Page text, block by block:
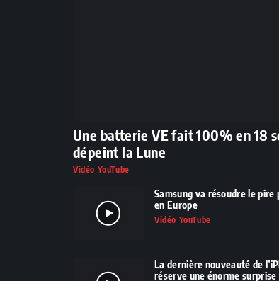
Une batterie VE fait 100% en 18
dépeint la Lune
Vidéo YouTube
Samsung va résoudre le pire
en Europe
Vidéo YouTube
La dernière nouveauté de
réserve une énorme surprise